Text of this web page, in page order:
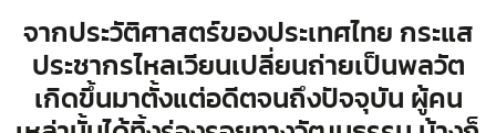
จากประวัติศาสตร์ของประเทศไทย กระแส
ประชากรไหลเวียนเปลี่ยนถ่ายเป็นพลวัต
เกิดขึ้นมาตั้งแต่อดีตจนถึงปัจจุบัน ผู้คน